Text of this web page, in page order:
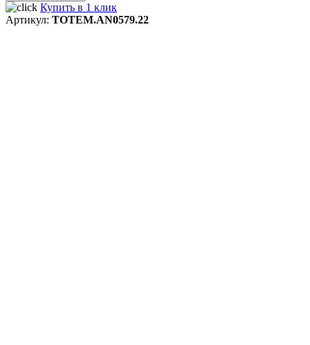
Купить в 1 клик
Артикул: TOTEM.AN0579.22